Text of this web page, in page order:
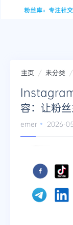
主页 未分类
Instagram
容：让粉
emer 2026-